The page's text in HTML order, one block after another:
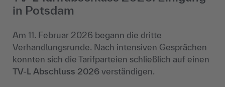
in Potsdam
Am 11. Februar 2026 begann die dritte
Verhandlungsrunde. Nach intensiven Gesprächen
konnten sich die Tarifparteien schließlich auf einen
TV-L Abschluss 2026 verständigen.